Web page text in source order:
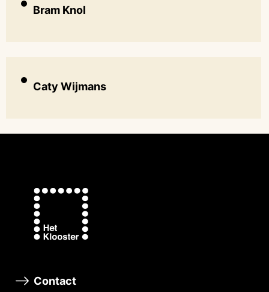
Bram Knol
Caty Wijmans
Contact